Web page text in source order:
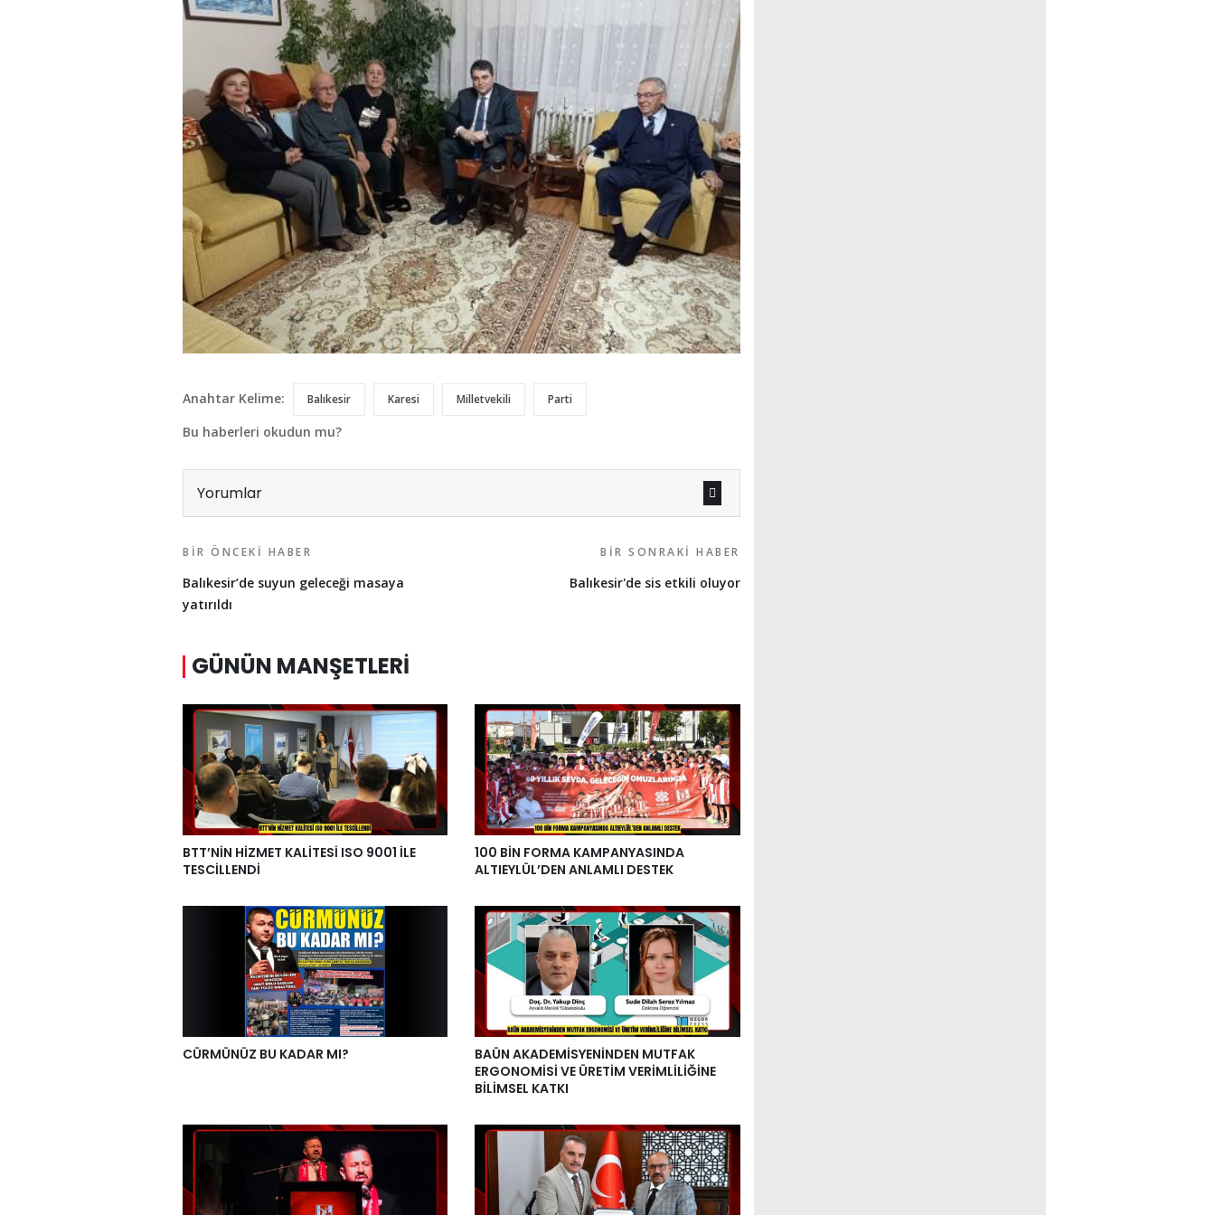
Anahtar Kelime: Balıkesir Karesi Milletvekili Parti
Bu haberleri okudun mu?
Yorumlar
BIR ÖNCEKI HABER
Balıkesir’de suyun geleceği masaya
yatırıldı
BIR SONRAKI HABER
Balıkesir'de sis etkili oluyor
GÜNÜN MANŞETLERI
BTT’NİN HİZMET KALİTESİ ISO 9001 İLE
TESCİLLENDİ
100 BİN FORMA KAMPANYASINDA
ALTIEYLÜL’DEN ANLAMLI DESTEK
CÜRMÜNÜZ BU KADAR MI?
BAÜN AKADEMİSYENİNDEN MUTFAK
ERGONOMİSİ VE ÜRETİM VERİMLİLİĞİNE
BİLİMSEL KATKI